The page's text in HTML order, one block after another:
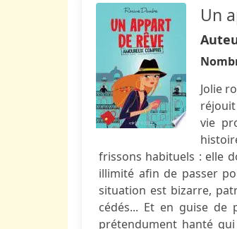
Un
Jolie
vie
frissons habituels : elle
illimité afin de passer
situation est bizarre,
cédés... Et en guise de
prétendument hanté